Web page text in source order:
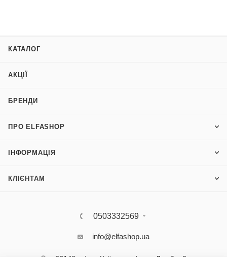
КАТАЛОГ
АКЦІЇ
БРЕНДИ
ПРО ELFASHOP
ІНФОРМАЦІЯ
КЛІЄНТАМ
0503332569
info@elfashop.ua